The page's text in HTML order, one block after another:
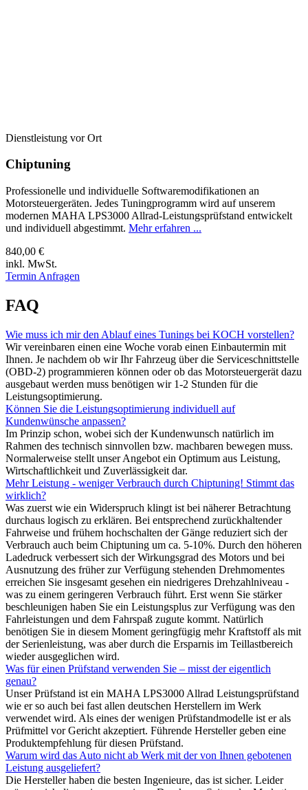
Dienstleistung vor Ort
Chiptuning
Professionelle und individuelle Softwaremodifikationen an
Motorsteuergeräten. Jedes Tuningprogramm wird auf unserem
modernen MAHA LPS3000 Allrad-Leistungsprüfstand entwickelt
und individuell abgestimmt. Mehr erfahren ...
840,00 €
inkl. MwSt.
Termin Anfragen
FAQ
Wie muss ich mir den Ablauf eines Tunings bei KOCH vorstellen?
Wir vereinbaren einen eine Woche vorab einen Einbautermin mit
Ihnen. Je nachdem ob wir Ihr Fahrzeug über die Serviceschnittstelle
(OBD-2) programmieren können oder ob das Motorsteuergerät dazu
ausgebaut werden muss benötigen wir 1-2 Stunden für die
Leistungsoptimierung.
Können Sie die Leistungsoptimierung individuell auf
Kundenwünsche anpassen?
Im Prinzip schon, wobei sich der Kundenwunsch natürlich im
Rahmen des technisch sinnvollen bzw. machbaren bewegen muss.
Normalerweise stellt unser Angebot ein Optimum aus Leistung,
Wirtschaftlichkeit und Zuverlässigkeit dar.
Mehr Leistung - weniger Verbrauch durch Chiptuning! Stimmt das
wirklich?
Was zuerst wie ein Widerspruch klingt ist bei näherer Betrachtung
durchaus logisch zu erklären. Bei entsprechend zurückhaltender
Fahrweise und frühem hochschalten der Gänge reduziert sich der
Verbrauch auch beim Chiptuning um ca. 5-10%. Durch den höheren
Ladedruck verbessert sich der Wirkungsgrad des Motors und bei
Ausnutzung des früher zur Verfügung stehenden Drehmomentes
erreichen Sie insgesamt gesehen ein niedrigeres Drehzahlniveau -
was zu einem geringeren Verbrauch führt. Erst wenn Sie stärker
beschleunigen haben Sie ein Leistungsplus zur Verfügung was den
Fahrleistungen und dem Fahrspaß zugute kommt. Natürlich
benötigen Sie in diesem Moment geringfügig mehr Kraftstoff als mit
der Serienleistung, was aber durch die Ersparnis im Teillastbereich
wieder ausgeglichen wird.
Was für einen Prüfstand verwenden Sie – misst der eigentlich
genau?
Unser Prüfstand ist ein MAHA LPS3000 Allrad Leistungsprüfstand
wie er so auch bei fast allen deutschen Herstellern im Werk
verwendet wird. Als eines der wenigen Prüfstandmodelle ist er als
Prüfmittel vor Gericht akzeptiert. Führende Hersteller geben eine
Produktempfehlung für diesen Prüfstand.
Warum wird das Auto nicht ab Werk mit der von Ihnen gebotenen
Leistung ausgeliefert?
Die Hersteller haben die besten Ingenieure, das ist sicher. Leider